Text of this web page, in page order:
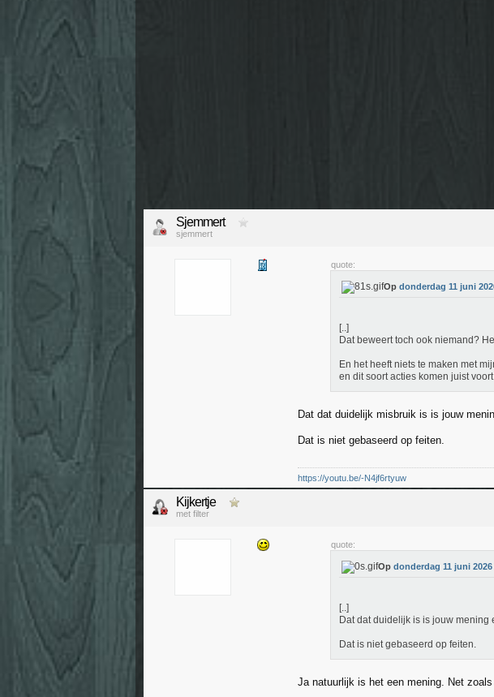
Sjemmert
sjemmert
quote:
Op donderdag 11 juni
[..]
Dat beweert toch ook niemand?
En het heeft niets te maken met
en dit soort acties komen juist
Dat dat duidelijk misbruik is is jouw
Dat is niet gebaseerd op feiten.
https://youtu.be/-N4jf6rtyuw
Kijkertje
met filter
quote:
Op donderdag 11 juni 2026
[..]
Dat dat duidelijk is is jouw mening
Dat is niet gebaseerd op feiten.
Ja natuurlijk is het een mening. Net